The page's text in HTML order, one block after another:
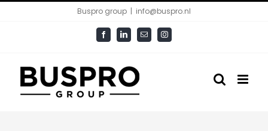
Buspro group | info@buspro.nl
FacebookLinkedIn
E-
mail
Instagram